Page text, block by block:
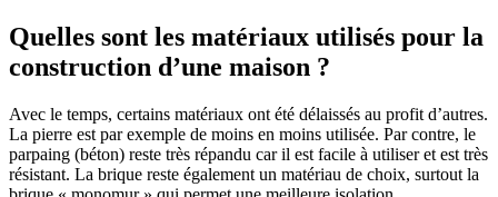
Quelles sont les matériaux utilisés pour la
construction d’une maison ?
Avec le temps, certains matériaux ont été délaissés au profit d’autres.
La pierre est par exemple de moins en moins utilisée. Par contre, le
parpaing (béton) reste très répandu car il est facile à utiliser et est très
résistant. La brique reste également un matériau de choix, surtout la